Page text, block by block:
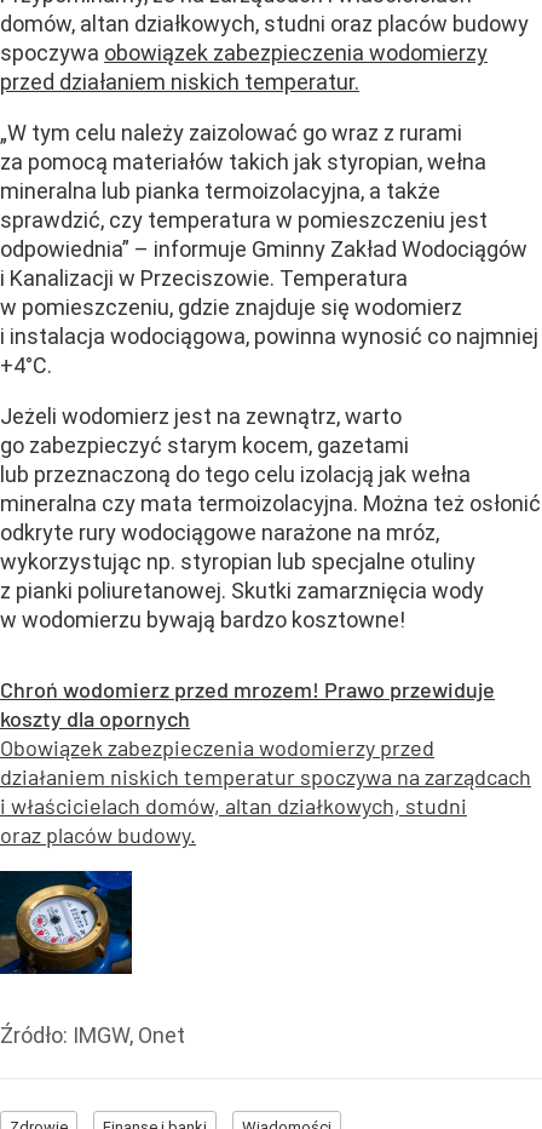
domów, altan działkowych, studni oraz placów budowy
spoczywa obowiązek zabezpieczenia wodomierzy
przed działaniem niskich temperatur.
„W tym celu należy zaizolować go wraz z rurami
za pomocą materiałów takich jak styropian, wełna
mineralna lub pianka termoizolacyjna, a także
sprawdzić, czy temperatura w pomieszczeniu jest
odpowiednia” – informuje Gminny Zakład Wodociągów
i Kanalizacji w Przeciszowie. Temperatura
w pomieszczeniu, gdzie znajduje się wodomierz
i instalacja wodociągowa, powinna wynosić co najmniej
+4°C.
Jeżeli wodomierz jest na zewnątrz, warto
go zabezpieczyć starym kocem, gazetami
lub przeznaczoną do tego celu izolacją jak wełna
mineralna czy mata termoizolacyjna. Można też osłonić
odkryte rury wodociągowe narażone na mróz,
wykorzystując np. styropian lub specjalne otuliny
z pianki poliuretanowej. Skutki zamarznięcia wody
w wodomierzu bywają bardzo kosztowne!
Chroń wodomierz przed mrozem! Prawo przewiduje
koszty dla opornych
Obowiązek zabezpieczenia wodomierzy przed
działaniem niskich temperatur spoczywa na zarządcach
i właścicielach domów, altan działkowych, studni
oraz placów budowy.
Źródło: IMGW, Onet